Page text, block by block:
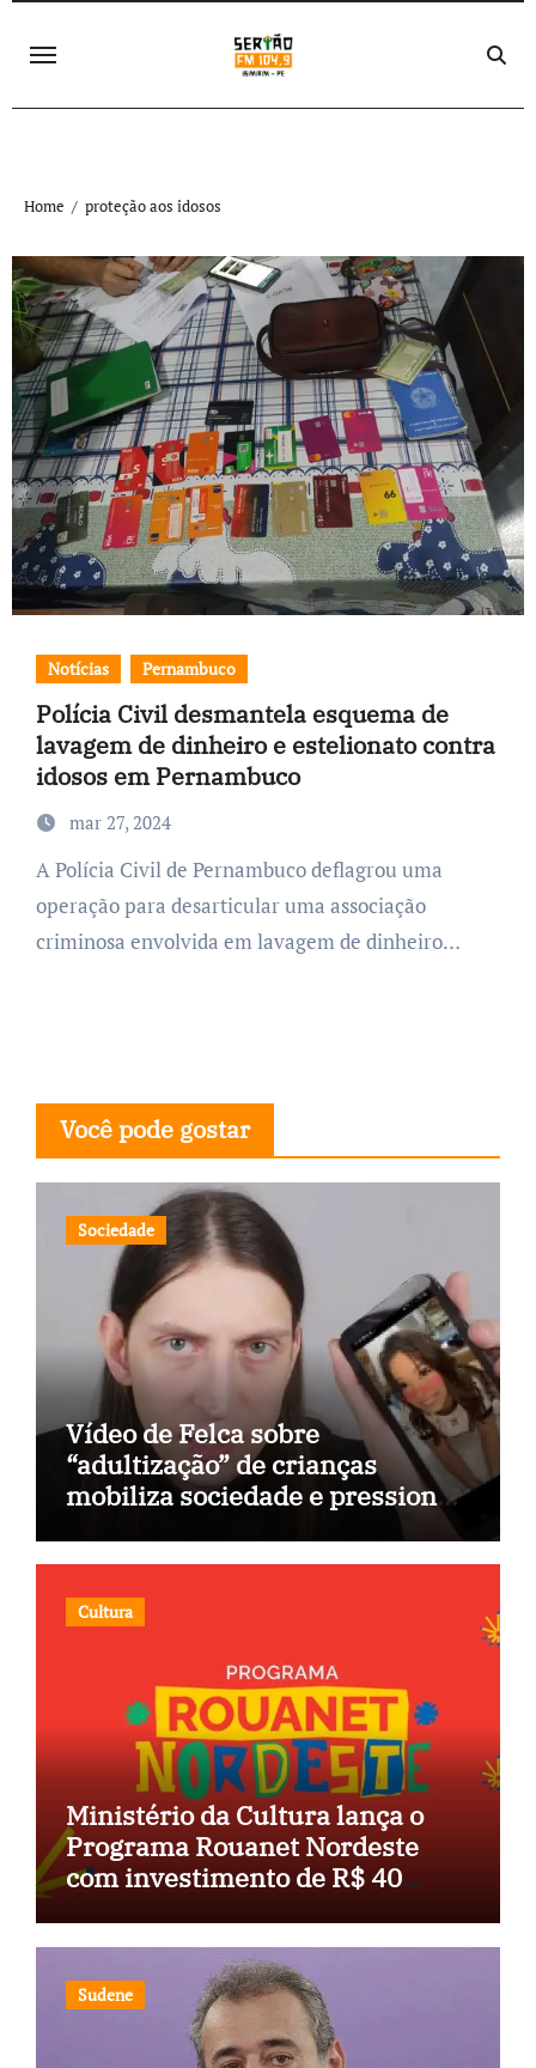
Home proteção aos idosos
Notícias Pernambuco
Polícia Civil desmantela esquema de
lavagem de dinheiro e estelionato contra
idosos em Pernambuco
mar 27, 2024
A Polícia Civil de Pernambuco deflagrou uma
operação para desarticular uma associação
criminosa envolvida em lavagem de dinheiro…
Você pode gostar
Sociedade
Vídeo de Felca sobre
“adultização” de crianças
mobiliza sociedade e pressiona
Cultura
Ministério da Cultura lança o
Programa Rouanet Nordeste
com investimento de R$ 40
Sudene